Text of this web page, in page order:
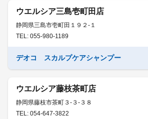
ウエルシア三島壱町田店
静岡県三島市壱町田１９２-１
TEL: 055-980-1189
デオコ スカルプケアシャンプー
ウエルシア藤枝茶町店
静岡県藤枝市茶町３-３-３８
TEL: 054-647-3822